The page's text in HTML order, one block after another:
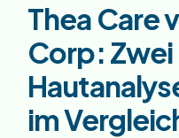
Thea Care
Corp: Zwei
im